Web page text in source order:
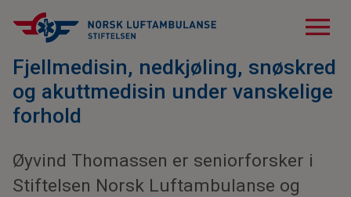
menu
Fjellmedisin, nedkjøling, snøskred
og akuttmedisin under vanskelige
forhold
Øyvind Thomassen er seniorforsker i
Stiftelsen Norsk Luftambulanse og